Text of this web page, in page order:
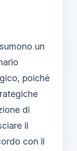
un
poiché
di
il
con il